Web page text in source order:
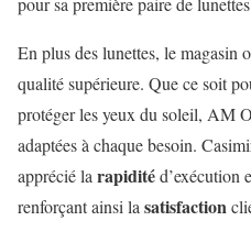
En plus des lunettes, le magasin
qualité supérieure. Que ce soit
protéger les yeux du soleil, AM
adaptées à chaque besoin.
apprécié larapiditéd’exécution
renforçant ainsi lasatisfaction